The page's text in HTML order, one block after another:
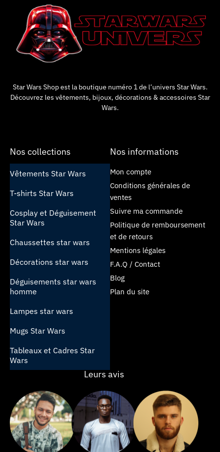
Star Wars Shop est la boutique numéro 1 de l’univers Star Wars.
Découvrez les vêtements, bijoux, décorations & accessoires Star
Wars.
Nos collections
Vêtements Star Wars
T-shirts Star Wars
Cosplay et Déguisement
Star Wars
Chaussettes star wars
Décorations star wars
Déguisements star wars
homme
Lampes star wars
Mugs Star Wars
Tableaux et Cadres Star
Wars
Nos informations
Mon compte
Conditions générales de
ventes
Suivre ma commande
Politique de remboursement
et de retours
Mentions légales
F.A.Q / Contact
Blog
Plan du site
Leurs avis